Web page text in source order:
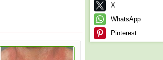
X
WhatsApp
Pinterest